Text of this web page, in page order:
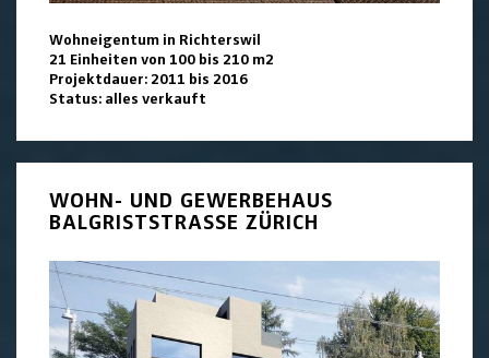
Wohneigentum in Richterswil
21 Einheiten von 100 bis 210 m2
Projektdauer: 2011 bis 2016
Status: alles verkauft
WOHN- UND GEWERBEHAUS
BALGRISTSTRASSE ZÜRICH